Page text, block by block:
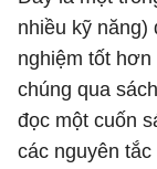
nhiều kỹ
nghiệm tốt
chúng qua
đọc một cuốn
các nguyên